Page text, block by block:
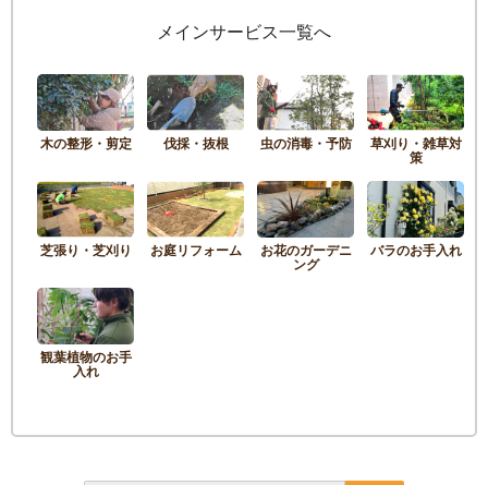
メインサービス一覧へ
木の整形・剪定 伐採・抜根 虫の消毒・予防 草刈り・雑草対
策
芝張り・芝刈り お庭リフォーム お花のガーデニ
ング
バラのお手入れ
観葉植物のお手
入れ